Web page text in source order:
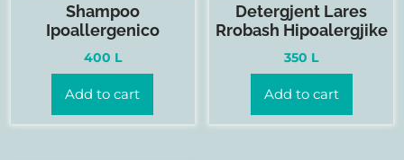
Shampoo
Ipoallergenico
400 L
Add to cart
Detergjent Lares
Rrobash Hipoalergjike
350 L
Add to cart